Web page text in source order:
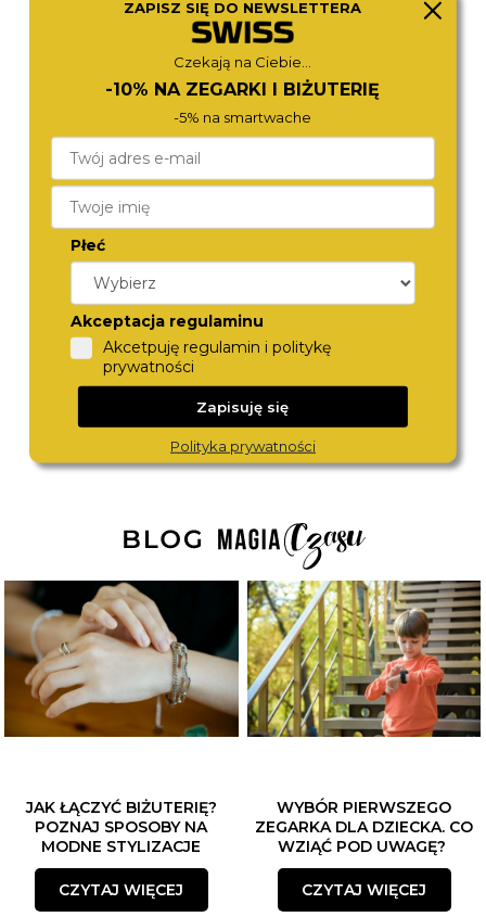
LEE COOPER LEE COOPER
SLAZENGER
SL.09.2515.2.06
390,-
LC08372.391
JAK ŁĄCZYĆ BIŻUTERIĘ?
POZNAJ SPOSOBY NA
MODNE STYLIZACJE
CZYTAJ WIĘCEJ
WYBÓR PIERWSZEGO
ZEGARKA DLA DZIECKA. CO
WZIĄĆ POD UWAGĘ?
CZYTAJ WIĘCEJ
ZAPISZ SIĘ DO NEWSLETTERA
Czekają na Ciebie...
-10% NA ZEGARKI I BIŻUTERIĘ
-5% na smartwache
Płeć
Akceptacja regulaminu
Akcetpuję regulamin i politykę
prywatności
Zapisuję się
Polityka prywatności